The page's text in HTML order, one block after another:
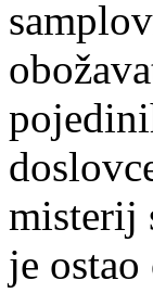
misterij
je